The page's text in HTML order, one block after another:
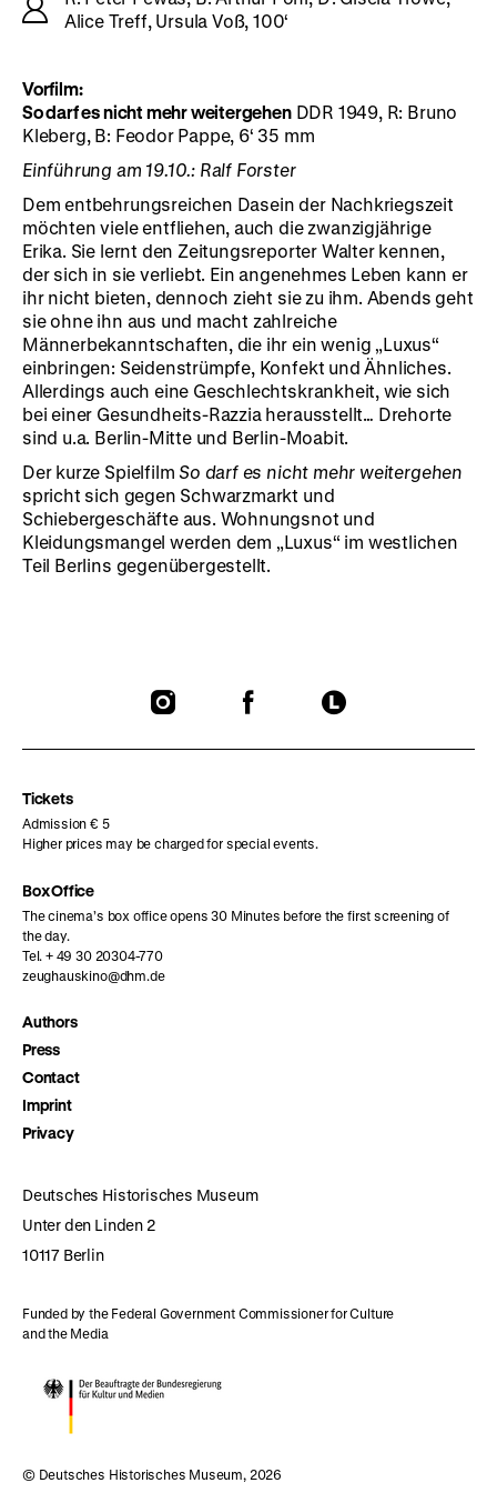
Alice Treff, Ursula Voß, 100‘
Vorfilm:
So darf es nicht mehr weitergehenDDR 1949, R: Bruno
Kleberg, B: Feodor Pappe, 6‘ 35 mm
Einführung am 19.10.: Ralf Forster
Dem entbehrungsreichen Dasein der Nachkriegszeit
möchten viele entfliehen, auch die zwanzigjährige
Erika. Sie lernt den Zeitungsreporter Walter kennen,
der sich in sie verliebt. Ein angenehmes Leben kann er
ihr nicht bieten, dennoch zieht sie zu ihm. Abends geht
sie ohne ihn aus und macht zahlreiche
Männerbekanntschaften, die ihr ein wenig „Luxus“
einbringen: Seidenstrümpfe, Konfekt und Ähnliches.
Allerdings auch eine Geschlechtskrankheit, wie sich
bei einer Gesundheits-Razzia herausstellt… Drehorte
sind u.a. Berlin-Mitte und Berlin-Moabit.
Der kurze Spielfilm So darf es nicht mehr weitergehen
spricht sich gegen Schwarzmarkt und
Schiebergeschäfte aus. Wohnungsnot und
Kleidungsmangel werden dem „Luxus“ im westlichen
Teil Berlins gegenübergestellt.
To
To
To
Tickets
Admission € 5
Higher prices may be charged for special events.
Box Office
The cinema’s box office opens 30 Minutes before the first screening of
the day.
Tel. + 49 30 20304-770
zeughauskino@dhm.de
Authors
Press
Contact
Imprint
Privacy
Deutsches Historisches Museum
Unter den Linden 2
10117 Berlin
Funded by the Federal Government Commissioner for Culture
and the Media
© Deutsches Historisches Museum, 2026